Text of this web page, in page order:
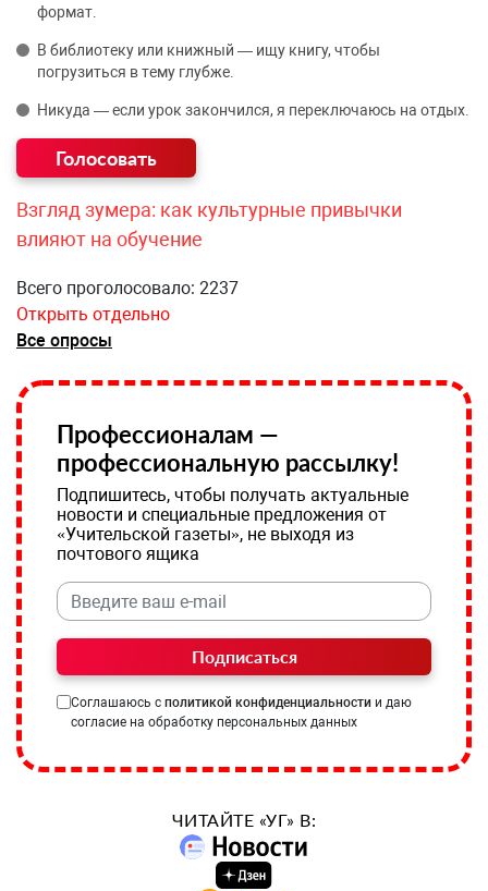
формат.
В библиотеку или книжный — ищу книгу, чтобы
погрузиться в тему глубже.
Никуда — если урок закончился, я переключаюсь на отдых.
Взгляд зумера: как культурные привычки
влияют на обучение
Всего проголосовало: 2237
Открыть отдельно
Все опросы
Профессионалам —
профессиональную рассылку!
Подпишитесь, чтобы получать актуальные
новости и специальные предложения от
«Учительской газеты», не выходя из
почтового ящика
Подписаться
Соглашаюсь с политикой конфиденциальности и даю
согласие на обработку персональных данных
ЧИТАЙТЕ «УГ» В: